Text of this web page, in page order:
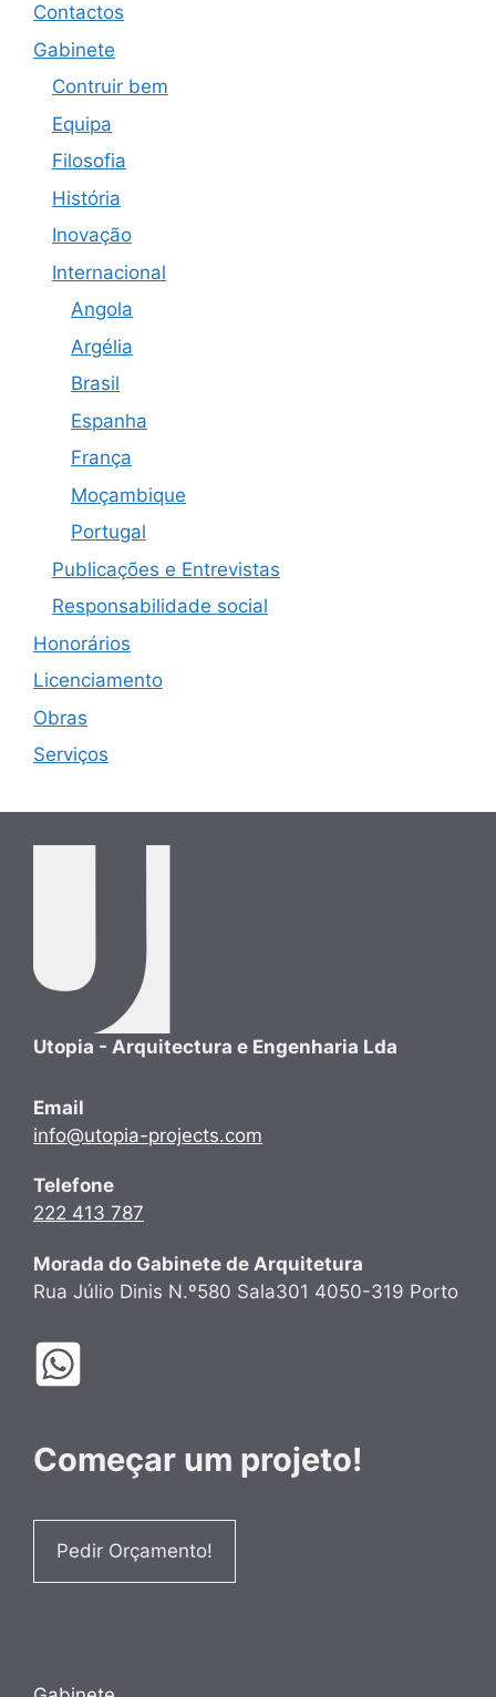
Contactos
Gabinete
Contruir bem
Equipa
Filosofia
História
Inovação
Internacional
Angola
Argélia
Brasil
Espanha
França
Moçambique
Portugal
Publicações e Entrevistas
Responsabilidade social
Honorários
Licenciamento
Obras
Serviços
Utopia - Arquitectura e Engenharia Lda
Email
info@utopia-projects.com
Telefone
222 413 787
Morada do Gabinete de Arquitetura
Rua Júlio Dinis N.º580 Sala301 4050-319 Porto
Começar um projeto!
Pedir Orçamento!